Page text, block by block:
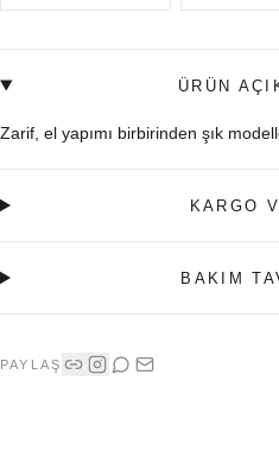
ÜRÜN
Zarif, el yapımı birbirinden şık
KARGO
BAKIM
PAYLAŞ